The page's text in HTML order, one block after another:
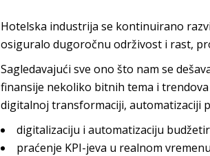
Hotelska industrija se kontinuirano
osiguralo dugoročnu održivost i rast,
Sagledavajući sve ono što nam se
finansije nekoliko bitnih tema i
digitalnoj transformaciji, automatizaciji
digitalizaciju i automatizaciju
praćenje KPI-jeva u realnom